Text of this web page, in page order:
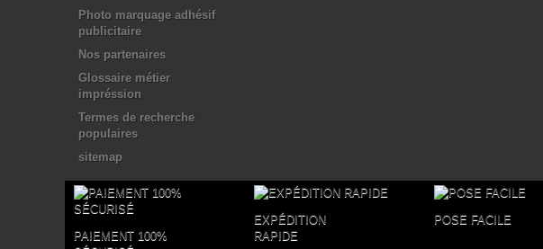
Photo marquage adhésif
publicitaire
Nos partenaires
Glossaire métier
impréssion
Termes de recherche
populaires
sitemap
PAIEMENT 100%
EXPÉDITION
RAPIDE
POSE FACILE